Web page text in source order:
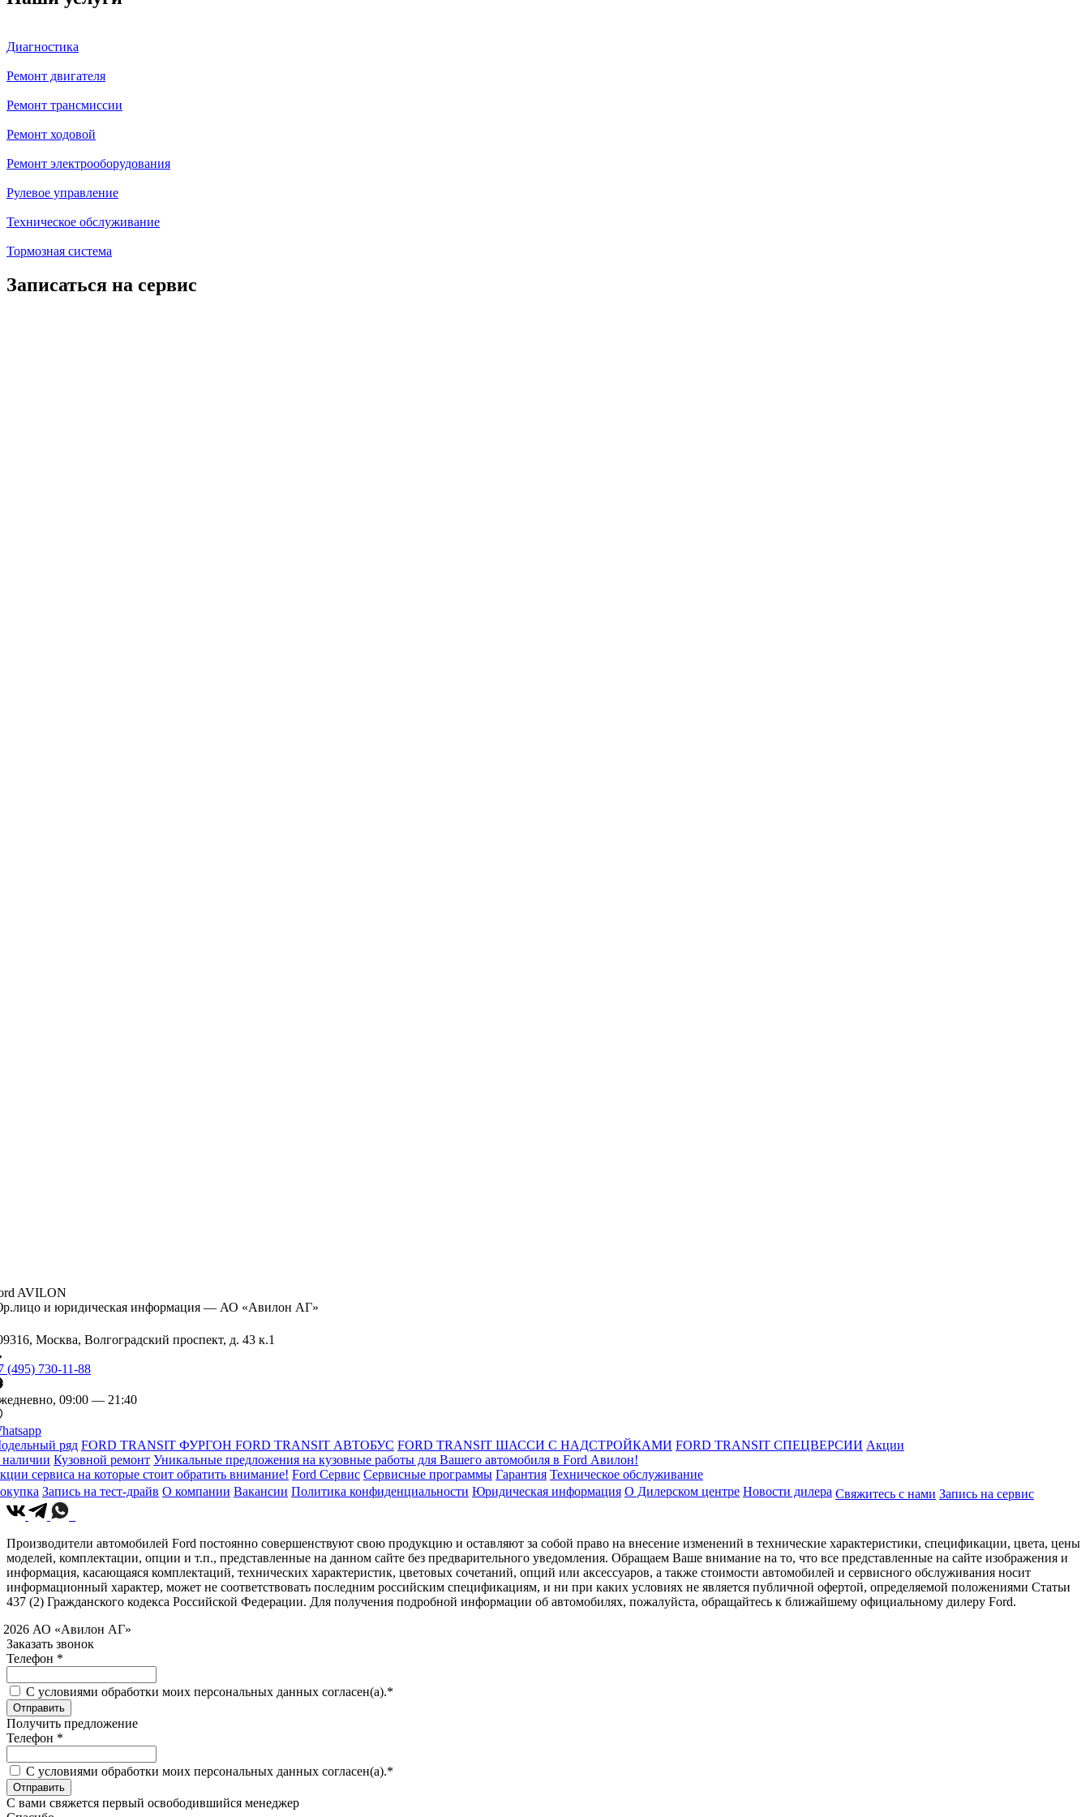
Диагностика
Ремонт двигателя
Ремонт трансмиссии
Ремонт ходовой
Ремонт электрооборудования
Рулевое управление
Техническое обслуживание
Тормозная система
Записаться на сервис
AVILON
и юридическая информация — АО «Авилон АГ»
Москва, Волгоградский проспект, д. 43 к.1
(495) 730-11-88
09:00 — 21:40
ряд FORD TRANSIT ФУРГОН FORD TRANSIT АВТОБУС FORD TRANSIT ШАССИ С НАДСТРОЙКАМИ FORD TRANSIT СПЕЦВЕРСИИ Акции
Кузовной ремонт Уникальные предложения на кузовные работы для Вашего автомобиля в Ford Авилон!
сервиса на которые стоит обратить внимание! Ford Сервис Сервисные программы Гарантия Техническое обслуживание
Запись на тест-драйв О компании Вакансии Политика конфиденциальности Юридическая информация О Дилерском центре Новости дилера Свяжитесь с нами Запись на сервис
Производители автомобилей Ford постоянно совершенствуют свою продукцию и оставляют за собой право на внесение изменений в технические характеристики, спецификации, цвета, цены
моделей, комплектации, опции и т.п., представленные на данном сайте без предварительного уведомления. Обращаем Ваше внимание на то, что все представленные на сайте изображения и
информация, касающаяся комплектаций, технических характеристик, цветовых сочетаний, опций или аксессуаров, а также стоимости автомобилей и сервисного обслуживания носит
информационный характер, может не соответствовать последним российским спецификациям, и ни при каких условиях не является публичной офертой, определяемой положениями Статьи
437 (2) Гражданского кодекса Российской Федерации. Для получения подробной информации об автомобилях, пожалуйста, обращайтесь к ближайшему официальному дилеру Ford.
АО «Авилон АГ»
Заказать звонок
Телефон *
C условиями обработки моих персональных данных согласен(а).*
Получить предложение
Телефон *
C условиями обработки моих персональных данных согласен(а).*
С вами свяжется первый освободившийся менеджер